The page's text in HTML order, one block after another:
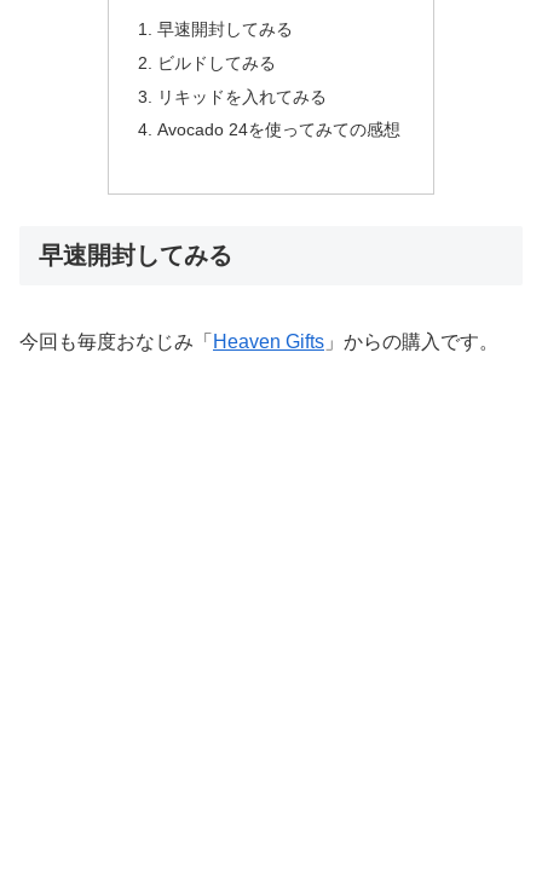
早速開封してみる
ビルドしてみる
リキッドを入れてみる
Avocado 24を使ってみての感想
早速開封してみる
今回も毎度おなじみ「 Heaven Gifts 」からの購入です。